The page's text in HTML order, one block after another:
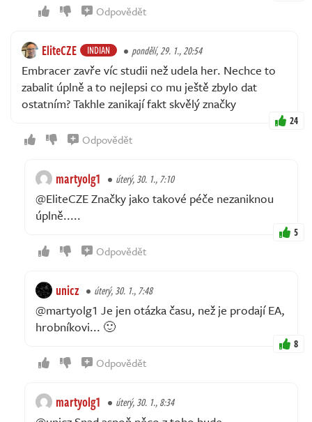
Odpovědět
EliteCZE INDIAN pondělí, 29. 1., 20:54
Embracer zavře víc studii než udela her. Nechce to
zabalit úplně a to nejlepsi co mu ještě zbylo dat
ostatním? Takhle zanikají fakt skvělý značky
24
Odpovědět
martyolg1 úterý, 30. 1., 7:10
@EliteCZE Značky jako takové péče nezaniknou
úplně.....
5
Odpovědět
unicz úterý, 30. 1., 7:48
@martyolg1 Je jen otázka času, než je prodají EA,
hrobníkovi... 🙂
8
Odpovědět
martyolg1 úterý, 30. 1., 8:34